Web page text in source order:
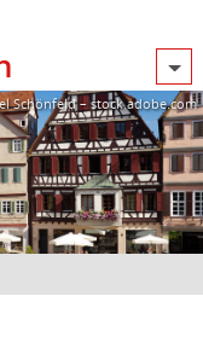
Schönfeld – stock.adobe.com